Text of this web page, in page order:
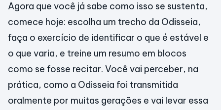
Agora que você já sabe como isso se sustenta,
comece hoje: escolha um trecho da Odisseia,
faça o exercício de identificar o que é estável e
o que varia, e treine um resumo em blocos
como se fosse recitar. Você vai perceber, na
prática, como a Odisseia foi transmitida
oralmente por muitas gerações e vai levar essa